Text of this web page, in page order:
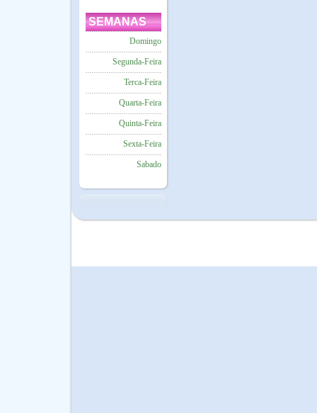
SEMANAS
Domingo
Segunda-Feira
Terca-Feira
Quarta-Feira
Quinta-Feira
Sexta-Feira
Sabado